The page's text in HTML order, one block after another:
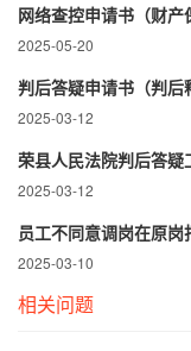
网络查控申请书（财产
2025-05-20
判后答疑申请书（判后
2025-03-12
荣县人民法院判后答疑
2025-03-12
员工不同意调岗在原岗
2025-03-10
相关问题